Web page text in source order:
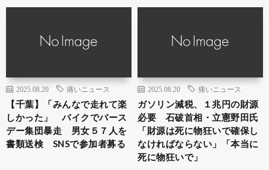
2025.08.20 痛いニュース
【千葉】「みんなで走れて楽
しかった」 バイクでバース
デー集団暴走 男女５７人を
書類送検 SNSで参加者募る
2025.08.20 痛いニュース
ガソリン減税、１兆円の財源
必要 石破首相・立憲野田氏
「財源は死に物狂いで確保し
なければならない」「本当に
死に物狂いで」